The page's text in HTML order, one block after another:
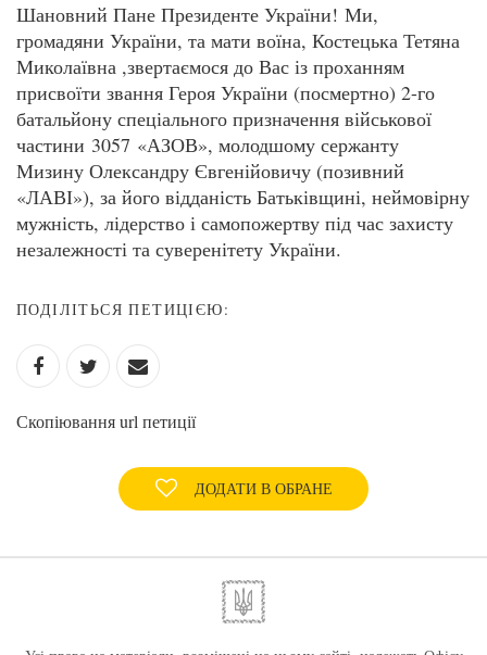
Шановний Пане Президенте України! Ми,
громадяни України, та мати воїна, Костецька Тетяна
Миколаївна ,звертаємося до Вас із проханням
присвоїти звання Героя України (посмертно) 2-го
батальйону спеціального призначення військової
частини 3057 «АЗОВ», молодшому сержанту
Мизину Олександру Євгенійовичу (позивний
«ЛАВІ»), за його відданість Батьківщині, неймовірну
мужність, лідерство і самопожертву під час захисту
незалежності та суверенітету України.
ПОДІЛІТЬСЯ ПЕТИЦІЄЮ:
Скопіювання url петиції
ДОДАТИ В ОБРАНЕ